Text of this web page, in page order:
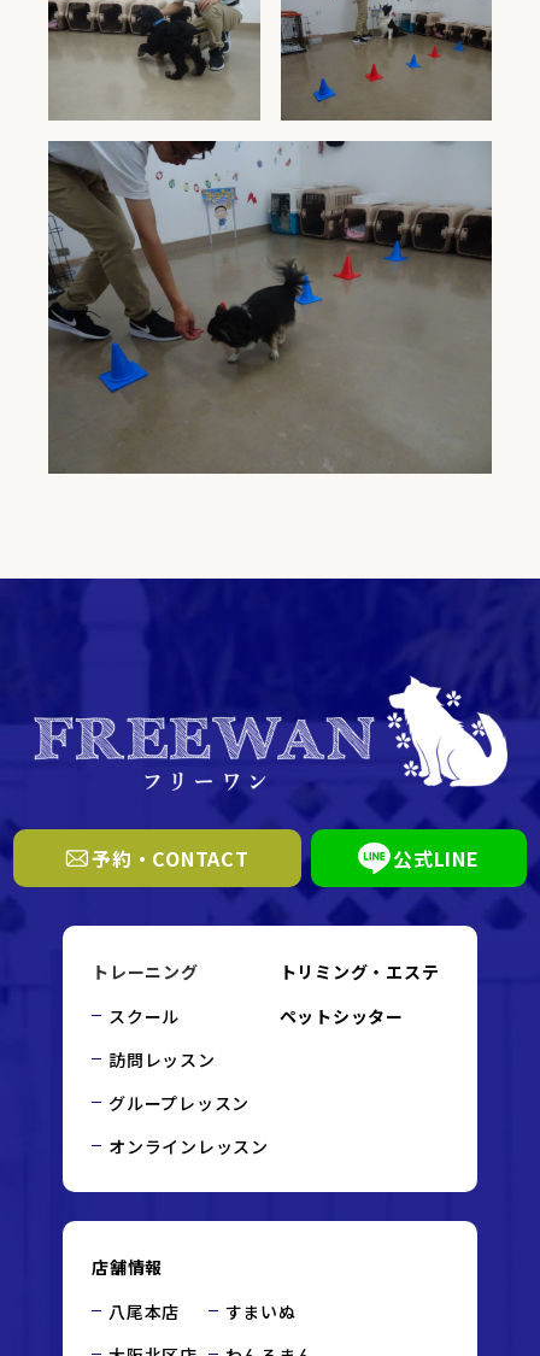
予約・CONTACT 公式LINE
トレーニング
スクール
訪問レッスン
グループレッスン
オンラインレッスン
トリミング・エステ
ペットシッター
店舗情報
八尾本店
すまいぬ